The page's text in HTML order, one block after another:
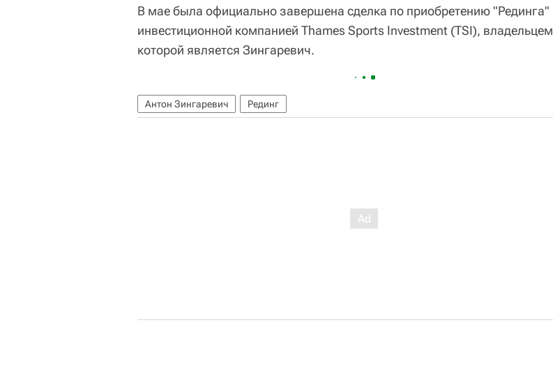
В мае была официально завершена сделка по приобретению "Рединга"
инвестиционной компанией Thames Sports Investment (TSI), владельцем
которой является Зингаревич.
Антон Зингаревич Рединг